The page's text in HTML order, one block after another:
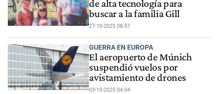
de alta tecnología para
buscar a la familia Gill
27-10-2025 08:57
GUERRA EN EUROPA
El aeropuerto de Múnich
suspendió vuelos por
avistamiento de drones
03-10-2025 04:04